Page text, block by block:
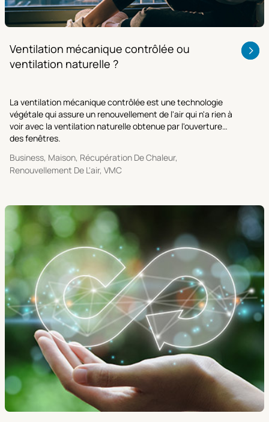
Ventilation mécanique contrôlée ou
ventilation naturelle ?
La ventilation mécanique contrôlée est une technologie
végétale qui assure un renouvellement de l'air qui n'a rien à
voir avec la ventilation naturelle obtenue par l'ouverture
des fenêtres.
Business, Maison, Récupération De Chaleur,
Renouvellement De L'air, VMC